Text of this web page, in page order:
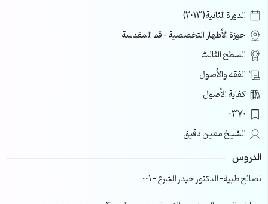
الدورة الثانية(2013)
حوزة الأطهار التخصصية – قم المقدسة
السطح الثالث
الفقه والأصول
كفاية الأصول
0370
الشيخ معين دقيق
الدروس
نصائح طبية- الدكتور حيدر الشرع – 001